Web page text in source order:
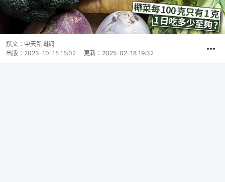
撰文： 中天新聞網
出版： 2023-10-15 15:02 更新： 2025-02-18 19:32